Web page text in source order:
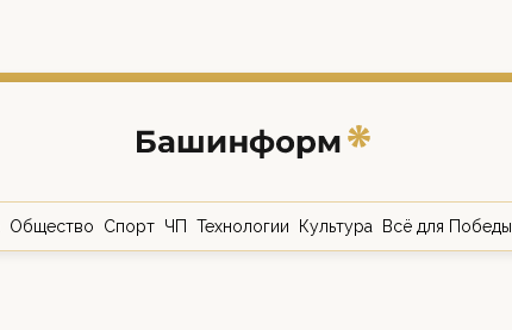
Общество Спорт ЧП Технологии Культура Всё для Победы